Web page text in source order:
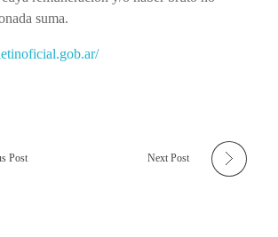
suma.
Post Next Post